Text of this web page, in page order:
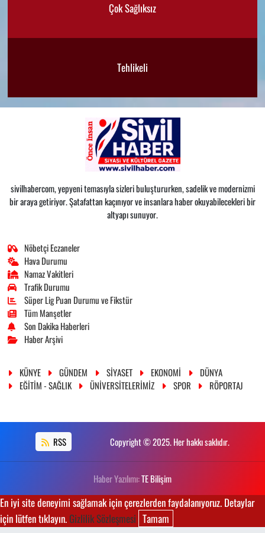
Çok Sağlıksız
Tehlikeli
sivilhabercom, yepyeni temasıyla sizleri buluştururken, sadelik ve modernizmi
bir araya getiriyor. Şatafattan kaçınıyor ve insanlara haber okuyabilecekleri bir
altyapı sunuyor.
Nöbetçi Eczaneler
Hava Durumu
Namaz Vakitleri
Trafik Durumu
Süper Lig Puan Durumu ve Fikstür
Tüm Manşetler
Son Dakika Haberleri
Haber Arşivi
KÜNYE GÜNDEM SİYASET EKONOMİ
DÜNYA
EĞİTİM - SAĞLIK
ÜNİVERSİTELERİMİZ SPOR RÖPORTAJ
RSS Copyright © 2025. Her hakkı saklıdır.
Haber Yazılımı:TE Bilişim
En iyi site deneyimi sağlamak için çerezlerden faydalanıyoruz. Detaylar
için lütfen tıklayın.Gizlilik Sözleşmesi Tamam